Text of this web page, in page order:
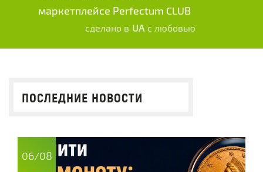
маркетплейсе Perfectum CLUB
сделано в UA с любовью
ПОСЛЕДНИЕ НОВОСТИ
06/08